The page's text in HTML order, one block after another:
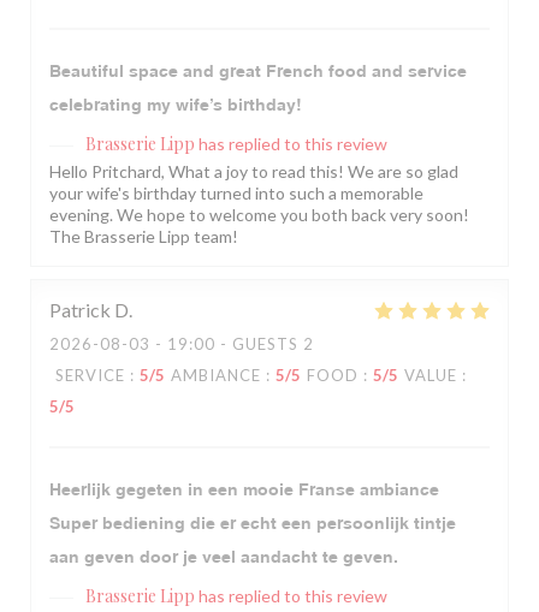
Beautiful space and great French food and service
celebrating my wife’s birthday!
Brasserie Lipp has replied to this review
Hello Pritchard, What a joy to read this! We are so glad
your wife's birthday turned into such a memorable
evening. We hope to welcome you both back very soon!
The Brasserie Lipp team!
Patrick D
2026-08-03 - 19:00 - GUESTS 2
SERVICE : 5/5 AMBIANCE : 5/5 FOOD : 5/5 VALUE :
5/5
Heerlijk gegeten in een mooie Franse ambiance
Super bediening die er echt een persoonlijk tintje
aan geven door je veel aandacht te geven.
Brasserie Lipp has replied to this review